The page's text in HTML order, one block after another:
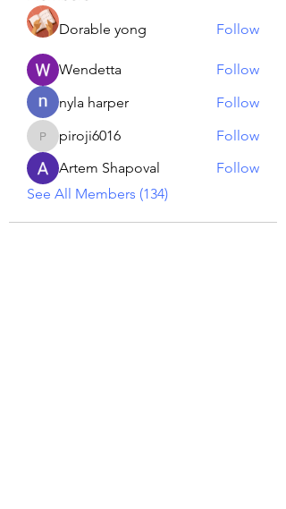
Dorable yong
Follow
Wendetta
Follow
nyla harper
Follow
piroji6016
piroji6016
Follow
Artem Shapoval
Follow
See All Members (134)